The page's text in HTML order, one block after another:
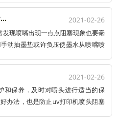
勿用力过猛，否则会因压力过大而
uv打印机发现喷头细微阻塞后的处理办法 2021-02-26
现喷嘴出现一点点阻塞现象也要毫
动抽墨垫或许负压使墨水从喷嘴喷
勿用力过猛，否则会因压力过大而
2021-02-26
和保养，及时对喷头进行适当的保
办法，也是防止uv打印机喷头阻塞